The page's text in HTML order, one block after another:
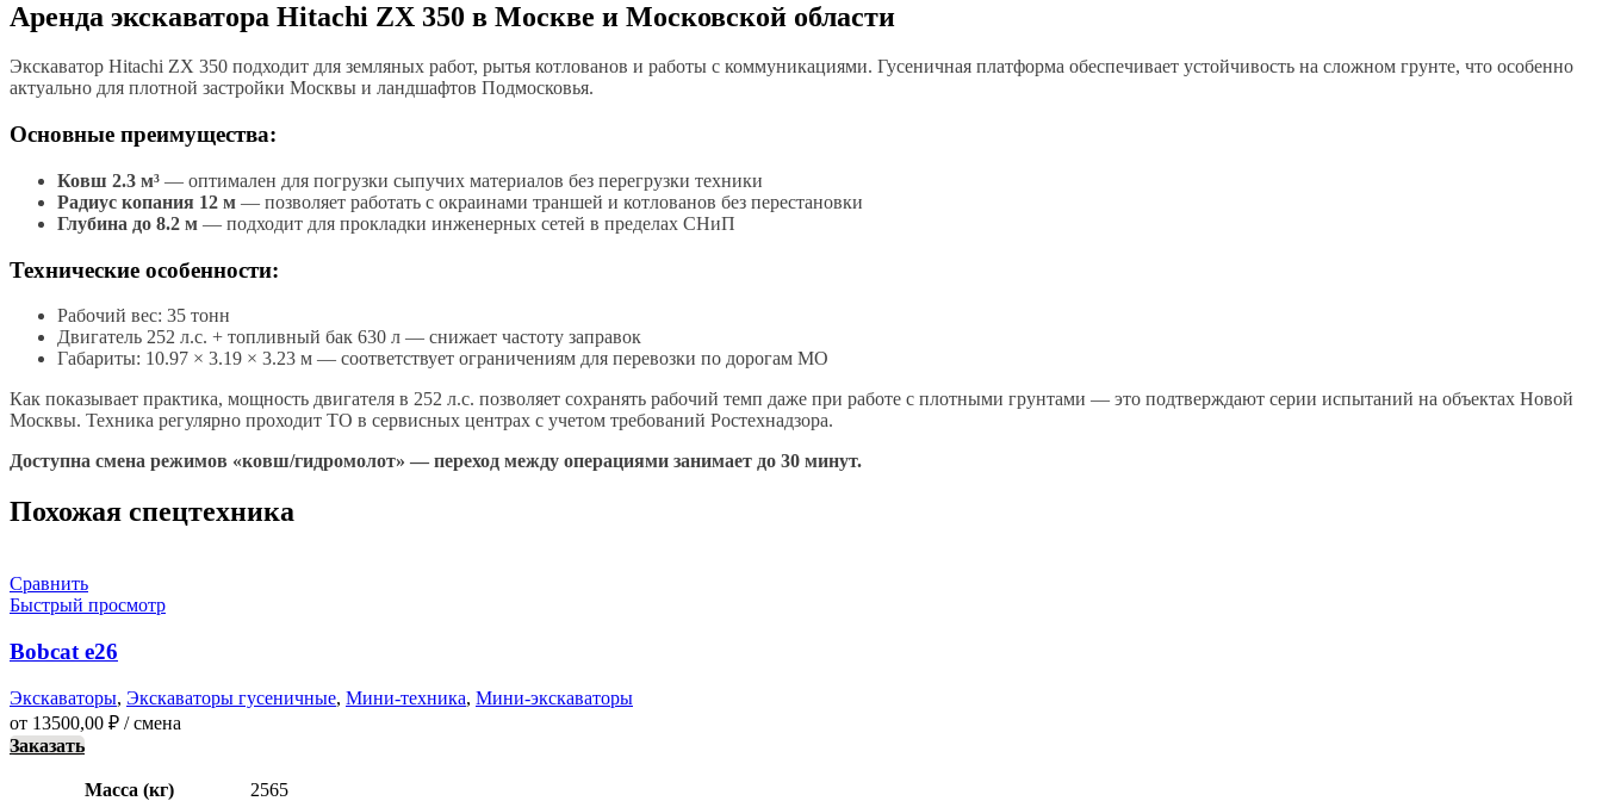
Аренда экскаватора Hitachi ZX 350 в Москве и Московской области
Экскаватор Hitachi ZX 350 подходит для земляных работ, рытья котлованов и работы с коммуникациями. Гусеничная платформа обеспечивает устойчивость на сложном грунте, что особенно
актуально для плотной застройки Москвы и ландшафтов Подмосковья.
Основные преимущества:
Ковш 2.3 м³ — оптимален для погрузки сыпучих материалов без перегрузки техники
Радиус копания 12 м — позволяет работать с окраинами траншей и котлованов без перестановки
Глубина до 8.2 м — подходит для прокладки инженерных сетей в пределах СНиП
Технические особенности:
Рабочий вес: 35 тонн
Двигатель 252 л.с. + топливный бак 630 л — снижает частоту заправок
Габариты: 10.97 × 3.19 × 3.23 м — соответствует ограничениям для перевозки по дорогам МО
Как показывает практика, мощность двигателя в 252 л.с. позволяет сохранять рабочий темп даже при работе с плотными грунтами — это подтверждают серии испытаний на объектах Новой
Москвы. Техника регулярно проходит ТО в сервисных центрах с учетом требований Ростехнадзора.
Доступна смена режимов «ковш/гидромолот» — переход между операциями занимает до 30 минут.
Похожая спецтехника
Сравнить
Быстрый просмотр
Bobcat e26
Экскаваторы, Экскаваторы гусеничные, Мини-техника, Мини-экскаваторы
от 13500,00 ₽ / смена
Заказать
Масса (кг) 2565